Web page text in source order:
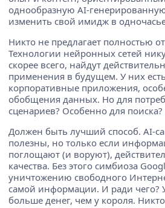
однообразную AI-
изменить свой имидж в
Никто не предлагает полностью
Технологии нейронных сетей
скорее всего, найдут
применения в будущем. У них
корпоративные приложения,
обобщения данных. Но для
сценариев? Особенно для
Должен быть лучший способ. AI-
полезны, но только если
поглощают (и воруют),
качества. Без этого симбиоза
уничтожению свободного
самой информации. И ради чего?
больше денег, чем у короля.